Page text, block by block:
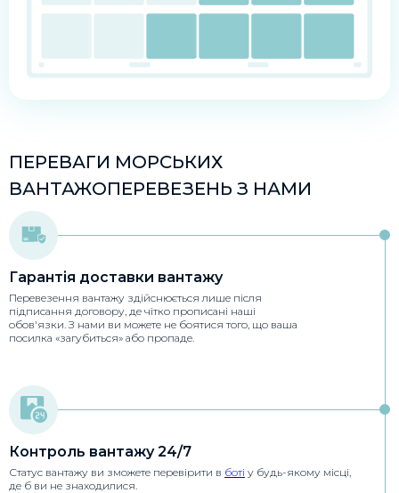
ПЕРЕВАГИ МОРСЬКИХ
ВАНТАЖОПЕРЕВЕЗЕНЬ З НАМИ
Гарантія доставки вантажу
Перевезення вантажу здійснюється лише після
підписання договору, де чітко прописані наші
обов'язки. З нами ви можете не боятися того, що ваша
посилка «загубиться» або пропаде.
Контроль вантажу 24/7
Статус вантажу ви зможете перевірити в боті у будь-якому місці,
де б ви не знаходилися.